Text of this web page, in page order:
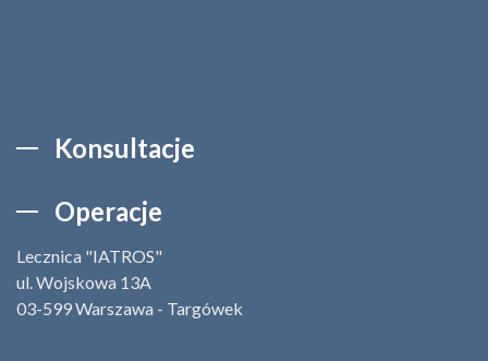
Konsultacje
Operacje
Lecznica "IATROS"
ul. Wojskowa 13A
03-599 Warszawa - Targówek